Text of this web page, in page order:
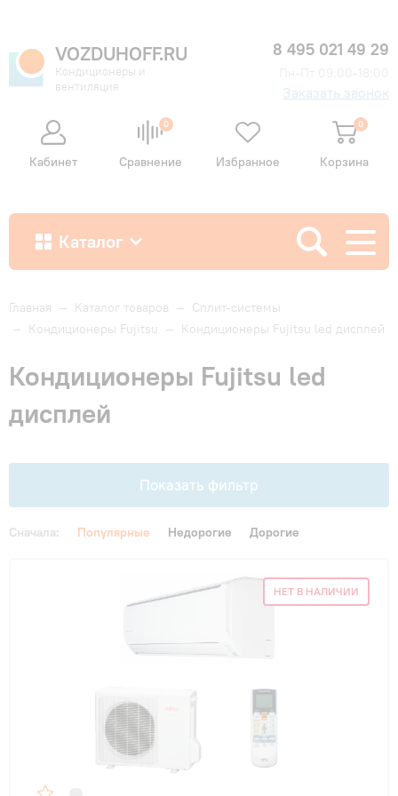
VOZDUHOFF.RU
Кондиционеры и
вентиляция
8 495 021 49 29
Заказать звонок
Кабинет
0
Сравнение Избранное
0
Корзина
Каталог
Как купить
Гарантия и сервис
Монтаж
Контакты
Главная — Каталог товаров — Сплит-системы
— Кондиционеры Fujitsu — Кондиционеры Fujitsu led дисплей
Кондиционеры Fujitsu led
дисплей
Показать фильтр
Площадь, м2
Сначала: Популярные Недорогие Дорогие
НЕТ В НАЛИЧИИ